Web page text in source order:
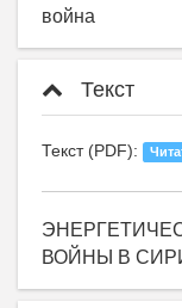
война
Текст
Текст (PDF):
ВОЙНЫ В